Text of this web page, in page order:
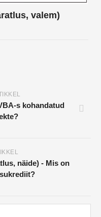
valem)
s kohandatud
näide) - Mis on